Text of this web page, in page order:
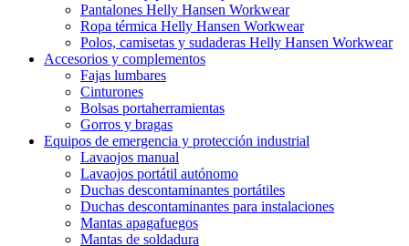
Pantalones Helly Hansen Workwear
Ropa térmica Helly Hansen Workwear
Polos, camisetas y sudaderas Helly Hansen Workwear
Accesorios y complementos
Fajas lumbares
Cinturones
Bolsas portaherramientas
Gorros y bragas
Equipos de emergencia y protección industrial
Lavaojos manual
Lavaojos portátil autónomo
Duchas descontaminantes portátiles
Duchas descontaminantes para instalaciones
Mantas apagafuegos
Mantas de soldadura